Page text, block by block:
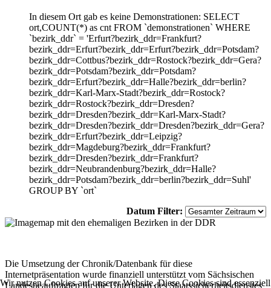
In diesem Ort gab es keine Demonstrationen: SELECT
ort,COUNT(*) as cnt FROM `demonstrationen` WHERE
`bezirk_ddr` = 'Erfurt?bezirk_ddr=Frankfurt?
bezirk_ddr=Erfurt?bezirk_ddr=Erfurt?bezirk_ddr=Potsdam?
bezirk_ddr=Cottbus?bezirk_ddr=Rostock?bezirk_ddr=Gera?
bezirk_ddr=Potsdam?bezirk_ddr=Potsdam?
bezirk_ddr=Erfurt?bezirk_ddr=Halle?bezirk_ddr=berlin?
bezirk_ddr=Karl-Marx-Stadt?bezirk_ddr=Rostock?
bezirk_ddr=Rostock?bezirk_ddr=Dresden?
bezirk_ddr=Dresden?bezirk_ddr=Karl-Marx-Stadt?
bezirk_ddr=Dresden?bezirk_ddr=Dresden?bezirk_ddr=Gera?
bezirk_ddr=Erfurt?bezirk_ddr=Leipzig?
bezirk_ddr=Magdeburg?bezirk_ddr=Frankfurt?
bezirk_ddr=Dresden?bezirk_ddr=Frankfurt?
bezirk_ddr=Neubrandenburg?bezirk_ddr=Halle?
bezirk_ddr=Potsdam?bezirk_ddr=berlin?bezirk_ddr=Suhl'
GROUP BY `ort`
Datum Filter:
Die Umsetzung der Chronik/Datenbank für diese
Internetpräsentation wurde finanziell unterstützt vom Sächsischen
Landesbeauftragten für die Unterlagen des Staatssicherheitsdienstes
Wir nutzen Cookies auf unserer Website. Diese Cookies sind essenziell